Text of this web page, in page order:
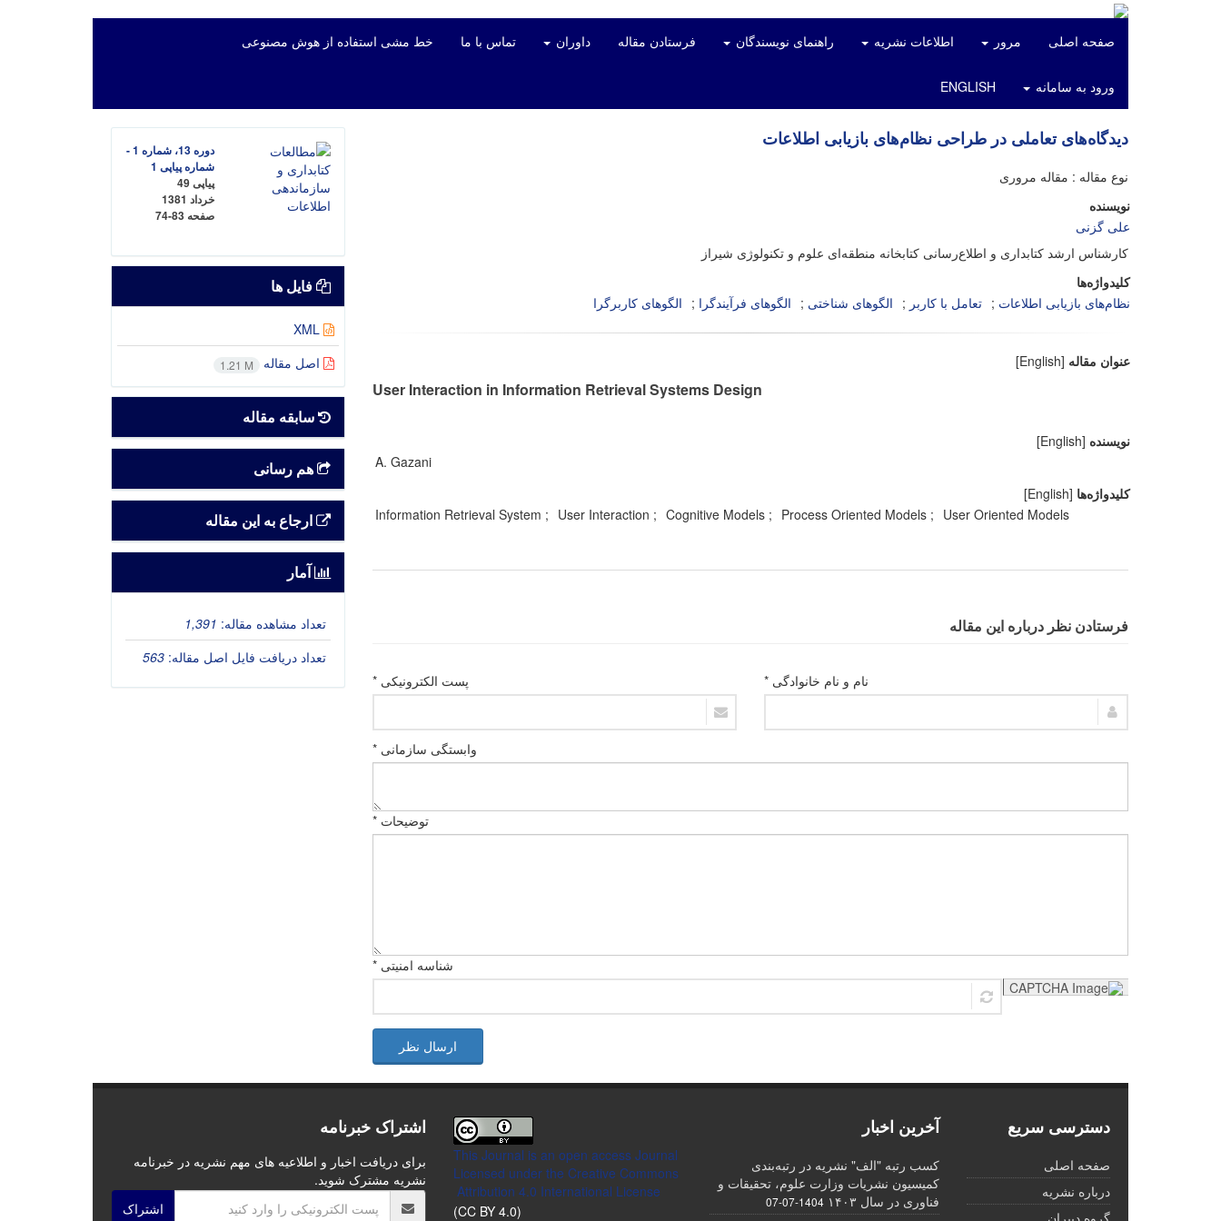
صفحه اصلی مرور اطلاعات نشریه راهنمای نویسندگان فرستادن مقاله داوران تماس با ما خط مشی استفاده از هوش مصنوعی
ورود به سامانه ENGLISH
دیدگاه‌های تعاملی در طراحی نظام‌های بازیابی اطلاعات
نوع مقاله : مقاله مروری
نویسنده
علی گزنی
کارشناس ارشد کتابداری و اطلاع‌رسانی کتابخانه منطقه‌ای علوم و تکنولوژی شیراز
کلیدواژه‌ها
نظام‌های بازیابی اطلاعات
تعامل با کاربر الگوهای شناختی الگوهای فرآیندگرا الگوهای کاربرگرا
عنوان مقاله [English]
User Interaction in Information Retrieval Systems Design
نویسنده [English]
A. Gazani
کلیدواژه‌ها [English]
Information Retrieval System
User Interaction Cognitive Models Process Oriented Models User Oriented Models
فرستادن نظر درباره این مقاله
نام و نام خانوادگی * پست الکترونیکی *
وابستگی سازمانی *
توضیحات *
شناسه امنیتی *
ارسال نظر
دوره 13، شماره 1 -
شماره پیاپی 1
پیاپی 49
خرداد 1381
صفحه74-83
فایل ها
XML
اصل مقاله
1.21 M
سابقه مقاله
هم رسانی
ارجاع به این مقاله
آمار
تعداد مشاهده مقاله: 1,391
تعداد دریافت فایل اصل مقاله:563
دسترسی سریع
صفحه اصلی
درباره نشریه
آخرین اخبار
کسب رتبه "الف" نشریه در رتبه‌بندی
کمیسیون نشریات وزارت علوم، تحقیقات و
فناوری در سال ۱۴۰۳
1404-07-07
This Journal is an open access Journal
Licensed under the Creative Commons
Attribution 4.0 International License
(CC BY 4.0)
اشتراک خبرنامه
برای دریافت اخبار و اطلاعیه های مهم نشریه در خبرنامه
نشریه مشترک شوید.
اشتراک